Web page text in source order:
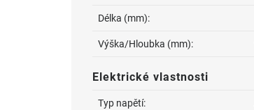
Délka (mm):
Výška/Hloubka (mm):
Elektrické vlastnosti
Typ napětí: